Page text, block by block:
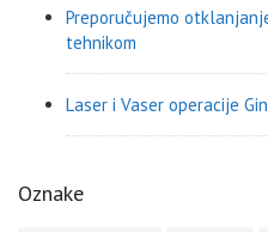
Preporučujemo
tehnikom
Laser i Vaser operacije
Oznake